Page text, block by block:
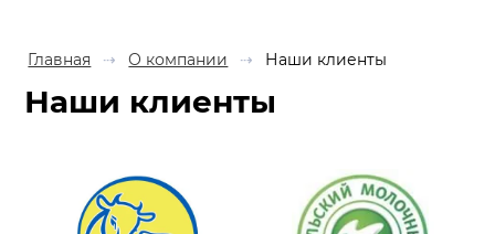
Главная ⇢ О компании ⇢ Наши клиенты
Наши клиенты